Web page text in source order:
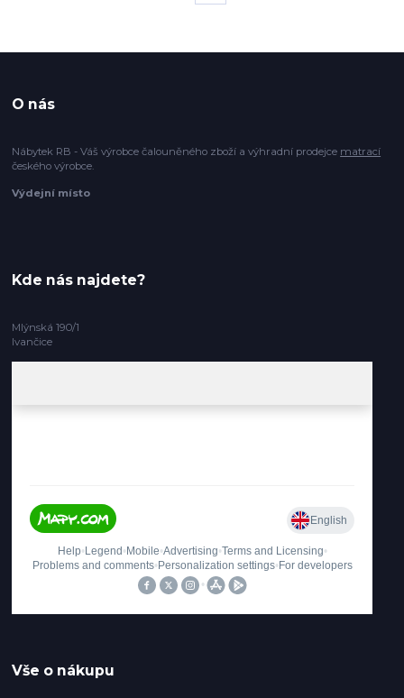
O nás
Nábytek RB - Váš výrobce čalouněného zboží a výhradní prodejce matrací
českého výrobce.
Výdejní místo
Kde nás najdete?
Mlýnská 190/1
Ivančice
Vše o nákupu